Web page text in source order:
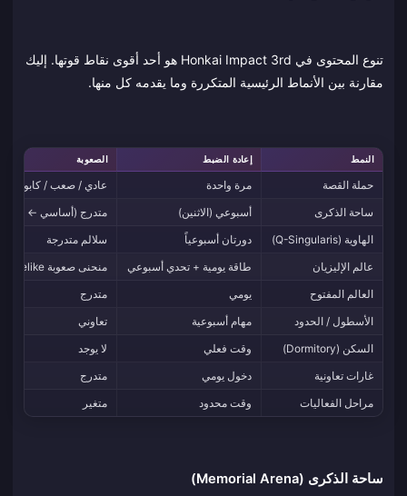
تنوع المحتوى في Honkai Impact 3rd هو أحد أقوى نقاط قوتها. إليك
مقارنة بين الأنماط الرئيسية المتكررة وما يقدمه كل منها.
النمط إعادة الضبط الصعوبة
حملة القصة مرة واحدة
عادي / صعب / كابوس
ساحة الذكرى
أسبوعي (الاثنين)
متدرج (أساسي ← Red Lotus)
الهاوية (Q-Singularis)
دورتان أسبوعياً
سلالم متدرجة
عالم الإليزيان
طاقة يومية + تحدي أسبوعي
منحنى صعوبة Roguelike
العالم المفتوح
يومي
متدرج
الأسطول / الحدود
مهام أسبوعية
تعاوني
السكن (Dormitory)
وقت فعلي
لا يوجد
غارات تعاونية
دخول يومي
متدرج
مراحل الفعاليات
وقت محدود متغير
ساحة الذكرى (Memorial Arena)